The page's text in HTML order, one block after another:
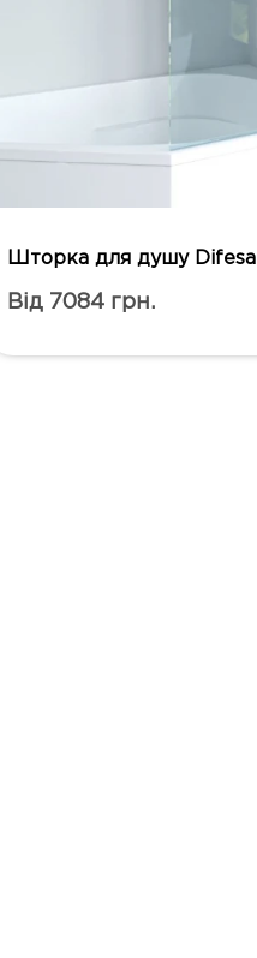
Шторка для душу Difesa
Від 7084 грн.